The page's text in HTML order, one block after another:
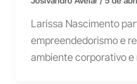
Larissa Nascimento
empreendedorismo e
ambiente corporativo